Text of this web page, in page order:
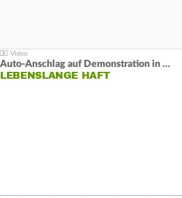
Auto-Anschlag auf Demonstration in München:
LEBENSLANGE HAFT